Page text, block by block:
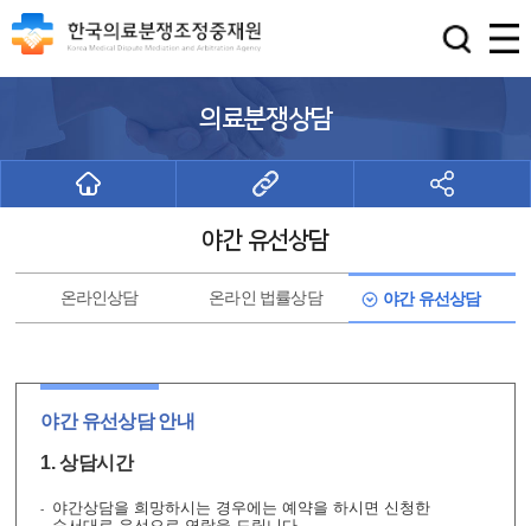
의료분쟁상담
야간 유선상담
온라인상담 온라인 법률상담 야간 유선상담
야간 유선상담 안내
1. 상담시간
야간상담을 희망하시는 경우에는 예약을 하시면 신청한